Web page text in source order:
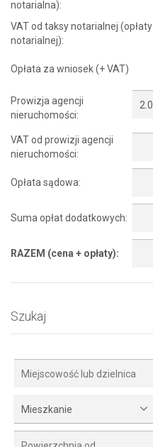
notarialna):
VAT od taksy notarialnej (opłaty
notarialnej):
Opłata za wniosek (+ VAT)
Prowizja agencji
nieruchomości:
VAT od prowizji agencji
nieruchomości:
Opłata sądowa:
Suma opłat dodatkowych:
RAZEM (cena + opłaty):
Szukaj
Mieszkanie